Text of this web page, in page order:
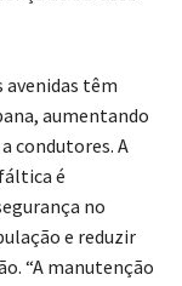
avenidas têm
aumentando
condutores. A
é
no
e reduzir
“A manutenção